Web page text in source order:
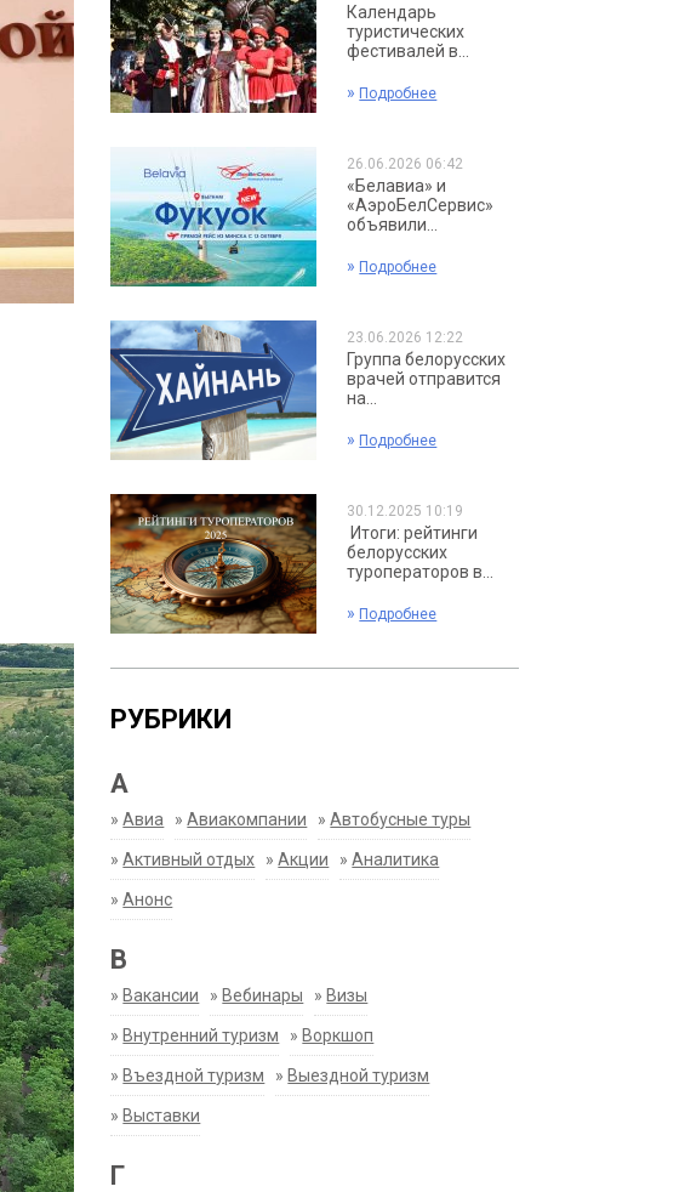
Календарь
туристических
фестивалей в...
» Подробнее
26.06.2026 06:42
«Белавиа» и
«АэроБелСервис»
объявили...
» Подробнее
23.06.2026 12:22
Группа белорусских
врачей отправится
на...
» Подробнее
30.12.2025 10:19
Итоги: рейтинги
белорусских
туроператоров в...
» Подробнее
РУБРИКИ
А
»Авиа »Авиакомпании »Автобусные туры
»Активный отдых »Акции »Аналитика
»Анонс
В
» Вакансии » Вебинары » Визы
» Внутренний туризм » Воркшоп
» Въездной туризм » Выездной туризм
» Выставки
Г